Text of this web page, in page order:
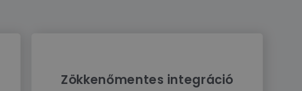
Zökkenőmentes integráció